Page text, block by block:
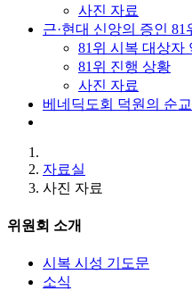
사진 자료
근·현대 신앙의 증인 81
81위 시복 대상자
81위 진행 상황
사진 자료
베네딕도회 덕원의 순교
자료실
사진 자료
위원회 소개
시복 시성 기도문
소식